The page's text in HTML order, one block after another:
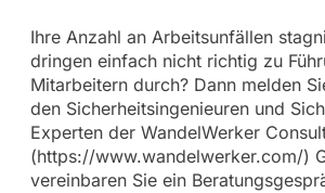
Ihre Anzahl an Arbeitsunfällen
dringen einfach nicht richtig zu
Mitarbeitern durch? Dann melden
den Sicherheitsingenieuren und
Experten der WandelWerker
(https://www.wandelwerker.com/)
vereinbaren Sie ein